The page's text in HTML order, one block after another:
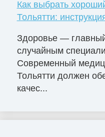
Как выбрать
Тольятти:
Здоровье —
случайным
Современный
Тольятти должен
качес...